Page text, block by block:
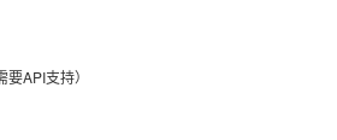
API支持）